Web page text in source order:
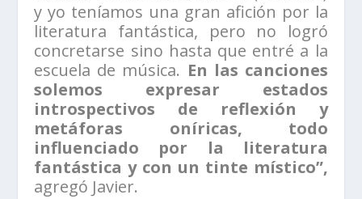
y yo teníamos una gran afición por la
literatura fantástica, pero no logró
concretarse sino hasta que entré a la
escuela de música. En las canciones
solemos expresar estados
introspectivos de reflexión y
metáforas oníricas, todo
influenciado por la literatura
fantástica y con un tinte místico”,
agregó Javier.